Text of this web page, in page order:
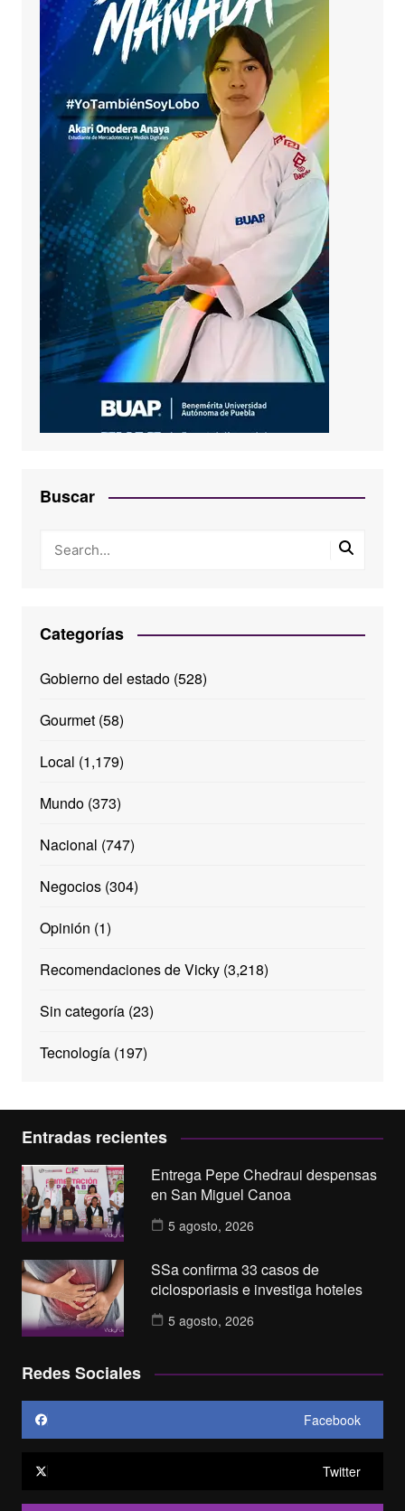
Buscar
Categorías
Gobierno del estado(528)
Gourmet(58)
Local (1,179)
Mundo(373)
Nacional (747)
Negocios(304)
Opinión (1)
Recomendaciones de Vicky(3,218)
Sin categoría(23)
Tecnología(197)
Entradas recientes
Entrega Pepe Chedraui despensas
en San Miguel Canoa
5 agosto, 2026
SSa confirma 33 casos de
ciclosporiasis e investiga hoteles
5 agosto, 2026
Redes Sociales
Facebook
Twitter